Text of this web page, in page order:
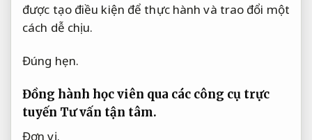
được tạo điều kiện để thực hành và trao đổi một
cách dễ chịu.
Đúng hẹn.
Đồng hành học viên qua các công cụ trực
tuyến Tư vấn tận tâm.
Đơn vị.